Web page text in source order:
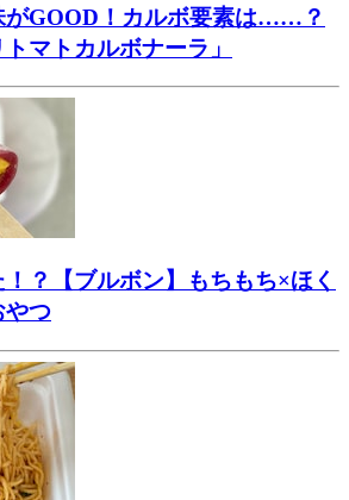
がGOOD！カルボ要素は……？
マトカルボナーラ」
？【ブルボン】もちもち×ほく
やつ